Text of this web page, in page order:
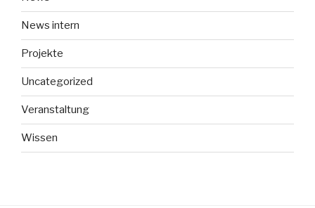
News intern
Projekte
Uncategorized
Veranstaltung
Wissen